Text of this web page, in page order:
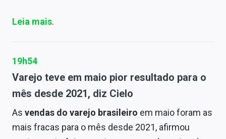
Leia mais.
19h54
Varejo teve em maio pior resultado para o
mês desde 2021, diz Cielo
As vendas do varejo brasileiro em maio foram as
mais fracas para o mês desde 2021, afirmou